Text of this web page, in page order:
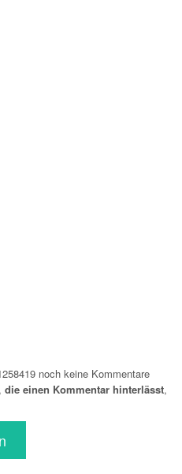
noch keine Kommentare
die einen Kommentar hinterlässt,